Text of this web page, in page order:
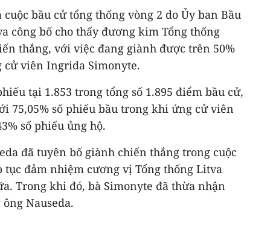
bầu cử tổng thống vòng 2 do Ủy ban Bầu
công bố cho thấy đương kim Tổng thống
thắng, với việc đang giành được trên 50%
cử viên Ingrida Simonyte.
tại 1.853 trong tổng số 1.895 điểm bầu cử,
75,05% số phiếu bầu trong khi ứng cử viên
số phiếu ủng hộ.
đã tuyên bố giành chiến thắng trong cuộc
tục đảm nhiệm cương vị Tổng thống Litva
Trong khi đó, bà Simonyte đã thừa nhận
Nauseda.